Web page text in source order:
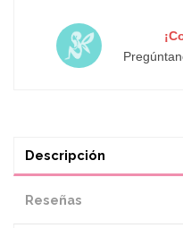
Descripción
Reseñas